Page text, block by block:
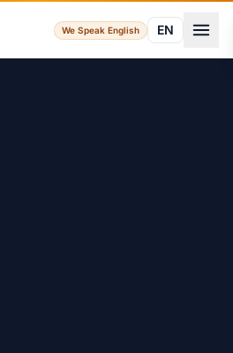
We Speak English EN